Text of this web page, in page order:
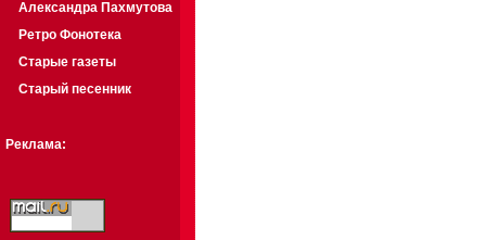
Александра Пахмутова
Ретро Фонотека
Старые газеты
Старый песенник
Реклама: